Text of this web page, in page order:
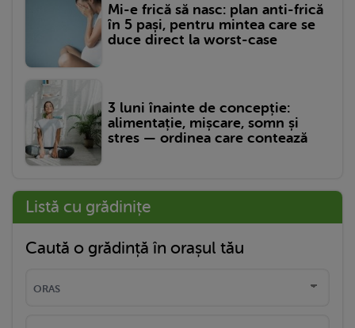
Mi-e frică să nasc: plan anti-frică
în 5 pași, pentru mintea care se
duce direct la worst-case
3 luni înainte de concepție:
alimentație, mișcare, somn și
stres — ordinea care contează
Listă cu grădinițe
Caută o grădință în orașul tău